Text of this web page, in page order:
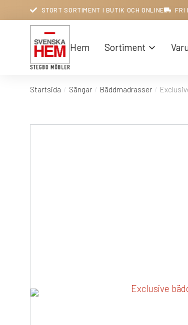
STORT SORTIMENT I BUTIK OCH ONLINE FRI
Hem Sortiment
Du är här:
Startsida Sängar Bäddmadrasser